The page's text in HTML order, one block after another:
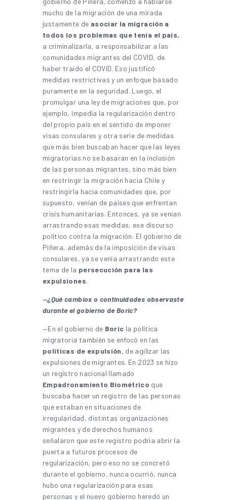
mucho de la migración de una mirada
justamente de asociar la migración a
todos los problemas que tenía el país,
a criminalizarla, a responsabilizar a las
comunidades migrantes del COVID, de
haber traído el COVID. Eso justificó
medidas restrictivas y un enfoque basado
puramente en la seguridad. Luego, el
promulgar una ley de migraciones que, por
ejemplo, impedía la regularización dentro
del propio país en el sentido de imponer
visas consulares y otra serie de medidas
que más bien buscaban hacer que las leyes
migratorias no se basaran en la inclusión
de las personas migrantes, sino más bien
en restringir la migración hacia Chile y
restringirla hacia comunidades que, por
supuesto, venían de países que enfrentan
crisis humanitarias. Entonces, ya se venían
arrastrando esas medidas, ese discurso
político contra la migración. El gobierno de
Piñera, además de la imposición de visas
consulares, ya se venía arrastrando este
tema de la persecución para las
expulsiones.
—¿Qué cambios o continuidades observaste
durante el gobierno de Boric?
—En el gobierno de Boric la política
migratoria también se enfocó en las
políticas de expulsión, de agilizar las
expulsiones de migrantes. En 2023 se hizo
un registro nacional llamado
Empadronamiento Biométrico que
buscaba hacer un registro de las personas
que estaban en situaciones de
irregularidad, distintas organizaciones
migrantes y de derechos humanos
señalaron que este registro podría abrir la
puerta a futuros procesos de
regularización, pero eso no se concretó
durante el gobierno, nunca ocurrió, nunca
hubo una regularización para esas
personas y el nuevo gobierno heredó un